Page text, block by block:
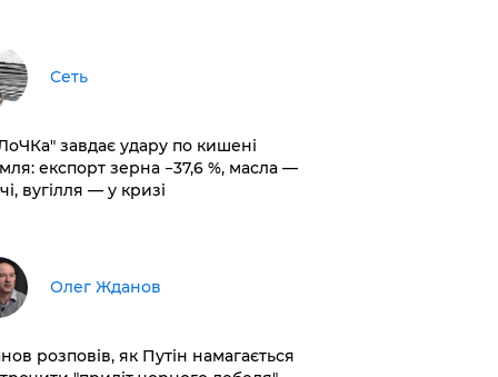
Сеть
завдає удару по кишені
експорт зерна −37,6 %, масла —
вугілля — у кризі
Олег Жданов
розповів, як Путін намагається